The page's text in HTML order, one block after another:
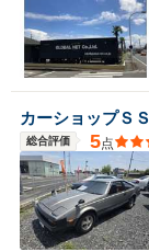
カーショップＳ
総合評価 5点